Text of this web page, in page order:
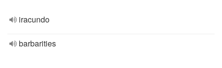
iracundo
barbarities